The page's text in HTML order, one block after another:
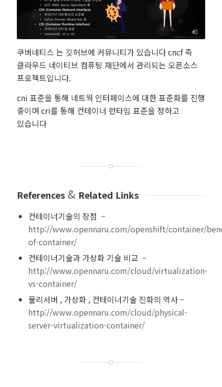
쿠버네티스 는 깃허브에 커뮤니티가 있습니다 cncf 즉
클라우드 네이티브 컴퓨팅 재단에서 관리되는 오픈소스
프로젝트입니다.
cni 표준을 통해 네트웍 인터페이스에 대한 표준화를 진행
중이며 cri를 통해 컨테이너 런타임 표준을 정하고
있습니다
References & Related Links
컨테이너기술의 장점 –
http://www.opennaru.com/openshift/container/
of-container/
컨테이너기술과 가상화 기술 비교 –
http://www.opennaru.com/cloud/virtualization-
vs-container/
물리서버 , 가상화 , 컨테이너기술 진화의 역사 –
http://www.opennaru.com/cloud/physical-
server-virtualization-container/